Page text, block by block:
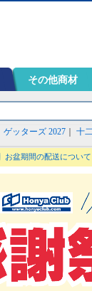
その他商材
ゲッターズ 2027 十
お盆期間の配送について